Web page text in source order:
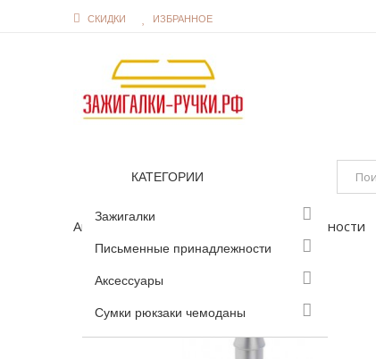
СКИДКИ ИЗБРАННОЕ
КАТЕГОРИИ
Зажигалки
Письменные принадлежности
Аксессуары
Сумки рюкзаки чемоданы
Аксессуары Бритвенные принадлежности